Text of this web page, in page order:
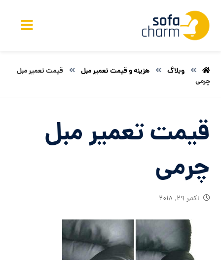
وبلاگ هزینه و قیمت تعمیر مبل
قیمت تعمیر مبل
چرمی
قیمت تعمیر مبل
چرمی
اکتبر ۲۹, ۲۰۱۸